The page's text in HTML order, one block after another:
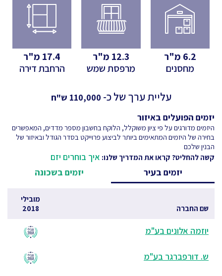
6.2 מ"ר
מחסנים
12.3 מ"ר
מרפסת שמש
17.4 מ"ר
הרחבת דירה
עליית ערך של כ-
ש"ח
יזמים הפועלים באיזור
היזמים מדורגים על פי ציון משוקלל, הלוקח בחשבון מספר מדדים, המאפשרים
בחירה של היזמים המתאימים ביותר לביצוע פרוייקט בסדר הגודל ובאיזור של
הבנין שלכם
קשה להחליט? קראו את המדריך שלנו: איך בוחרים יזם
יזמים בעיר
יזמים בשכונה
שם החברה
מובילי
2018
יוזמה אלונים בע"מ
ש. דורפברגר בע"מ